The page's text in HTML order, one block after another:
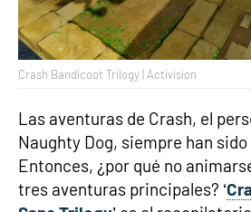
Crash Bandicoot Trilogy | Activision
Las aventuras de Crash, el
Naughty Dog, siempre han
Entonces, ¿por qué no
tres aventuras principales? ‘